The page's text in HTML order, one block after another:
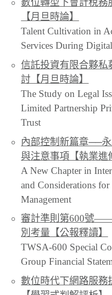
數位轉型下會計稅務
【月旦時論】
Talent Cultivation in
Services During
信託投資有限合夥私
討【月旦時論】
The Study on Legal
Limited Partnership
Trust
內部控制新篇章──
與注意事項【執業進
A New Chapter in
and Considerations
Management
審計準則第600號
別考量【公報釋讀】
TWSA-600 Special
Group Financial
數位時代下網路服務